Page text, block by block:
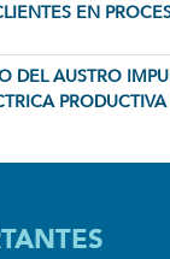
EN
DEL AUSTRO